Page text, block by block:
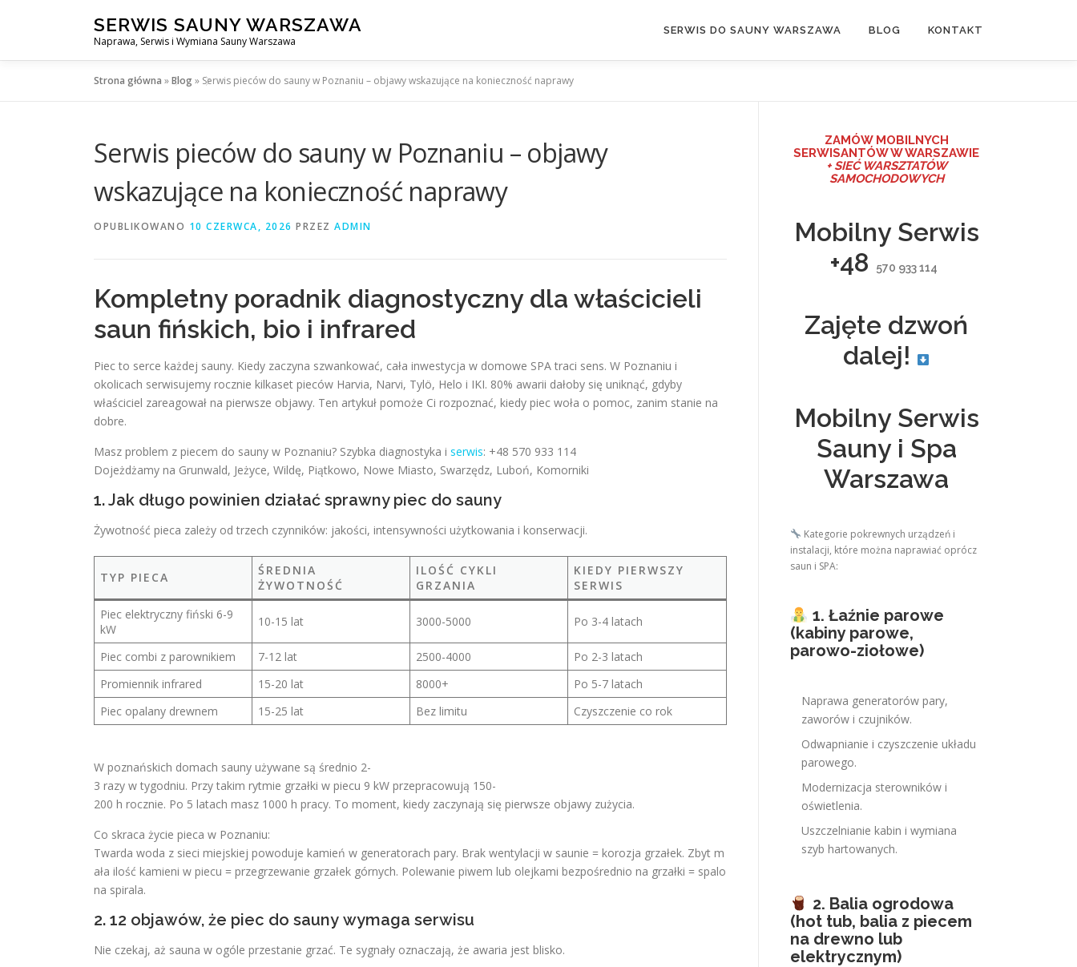
SERWIS SAUNY WARSZAWA
Naprawa, Serwis i Wymiana Sauny Warszawa
SERWIS DO SAUNY WARSZAWA BLOG KONTAKT
Strona główna »Blog» Serwis pieców do sauny w Poznaniu – objawy wskazujące na konieczność naprawy
Serwis pieców do sauny w Poznaniu – objawy
wskazujące na konieczność naprawy
OPUBLIKOWANO 10 CZERWCA, 2026 PRZEZ ADMIN
Kompletny poradnik diagnostyczny dla właścicieli
saun fińskich, bio i infrared
Piec to serce każdej sauny. Kiedy zaczyna szwankować, cała inwestycja w domowe SPA traci sens. W Poznaniu i
okolicach serwisujemy rocznie kilkaset pieców Harvia, Narvi, Tylö, Helo i IKI. 80% awarii dałoby się uniknąć, gdyby
właściciel zareagował na pierwsze objawy. Ten artykuł pomoże Ci rozpoznać, kiedy piec woła o pomoc, zanim stanie na
dobre.
Masz problem z piecem do sauny w Poznaniu? Szybka diagnostyka i serwis: +48 570 933 114
Dojeżdżamy na Grunwald, Jeżyce, Wildę, Piątkowo, Nowe Miasto, Swarzędz, Luboń, Komorniki
1. Jak długo powinien działać sprawny piec do sauny
Żywotność pieca zależy od trzech czynników: jakości, intensywności użytkowania i konserwacji.
TYP PIECA
ŚREDNIA
ŻYWOTNOŚĆ
ILOŚĆ CYKLI
GRZANIA
KIEDY PIERWSZY
SERWIS
Piec elektryczny fiński 6-9
kW
10-15 lat 3000-5000 Po 3-4 latach
Piec combi z parownikiem 7-12 lat 2500-4000
Po 2-3 latach
Promiennik infrared
15-20 lat 8000+
Po 5-7 latach
Piec opalany drewnem
15-25 lat Bez limitu Czyszczenie co rok
W poznańskich domach sauny używane są średnio 2-
3 razy w tygodniu. Przy takim rytmie grzałki w piecu 9 kW przepracowują 150-
200 h rocznie. Po 5 latach masz 1000 h pracy. To moment, kiedy zaczynają się pierwsze objawy zużycia.
Co skraca życie pieca w Poznaniu:
Twarda woda z sieci miejskiej powoduje kamień w generatorach pary. Brak wentylacji w saunie = korozja grzałek. Zbyt m
ała ilość kamieni w piecu = przegrzewanie grzałek górnych. Polewanie piwem lub olejkami bezpośrednio na grzałki = spalo
na spirala.
2. 12 objawów, że piec do sauny wymaga serwisu
Nie czekaj, aż sauna w ogóle przestanie grzać. Te sygnały oznaczają, że awaria jest blisko.
ZAMÓW MOBILNYCH
SERWISANTÓW W WARSZAWIE
+ SIEĆ WARSZTATÓW
SAMOCHODOWYCH
Mobilny Serwis
+48
570 933 114
Zajęte dzwoń
dalej!
Mobilny Serwis
Sauny i Spa
Warszawa
Kategorie pokrewnych urządzeń i
instalacji, które można naprawiać oprócz
saun i SPA:
1. Łaźnie parowe
(kabiny parowe,
parowo-ziołowe)
Naprawa generatorów pary,
zaworów i czujników.
Odwapnianie i czyszczenie układu
parowego.
Modernizacja sterowników i
oświetlenia.
Uszczelnianie kabin i wymiana
szyb hartowanych.
2. Balia ogrodowa
(hot tub, balia z piecem
na drewno lub
elektrycznym)